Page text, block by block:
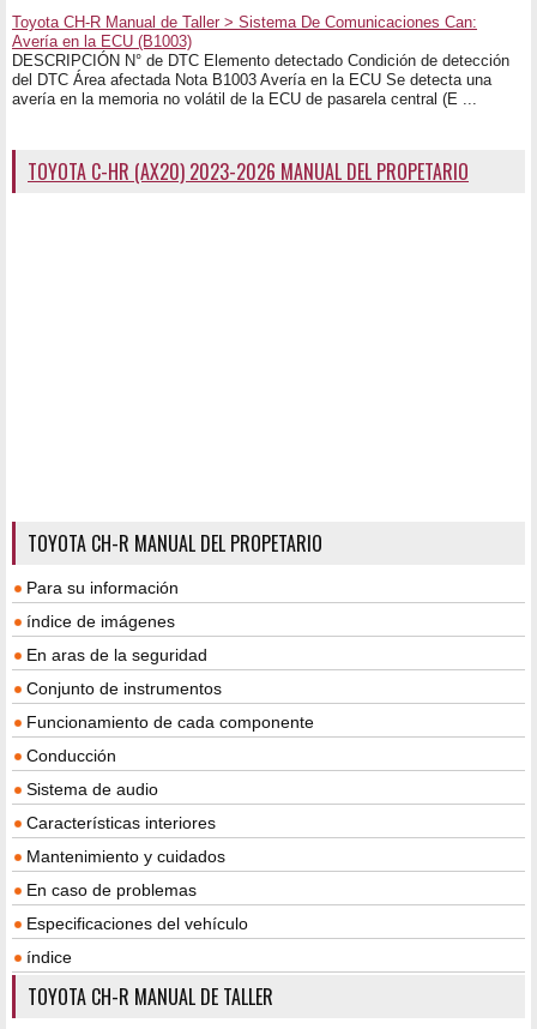
Toyota CH-R Manual de Taller > Sistema De Comunicaciones Can:
Avería en la ECU (B1003)
DESCRIPCIÓN N° de DTC Elemento detectado Condición de detección
del DTC Área afectada Nota B1003 Avería en la ECU Se detecta una
avería en la memoria no volátil de la ECU de pasarela central (E ...
TOYOTA C-HR (AX20) 2023-2026 MANUAL DEL PROPETARIO
TOYOTA CH-R MANUAL DEL PROPETARIO
Para su información
índice de imágenes
En aras de la seguridad
Conjunto de instrumentos
Funcionamiento de cada componente
Conducción
Sistema de audio
Características interiores
Mantenimiento y cuidados
En caso de problemas
Especificaciones del vehículo
índice
TOYOTA CH-R MANUAL DE TALLER